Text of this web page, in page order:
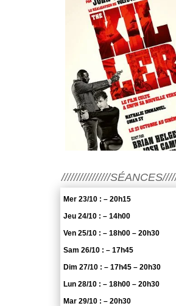
////////////////
Mer 23/10 : – 20h15
Jeu 24/10 : – 14h00
Ven 25/10 : – 18h00 – 20h30
Sam 26/10 : – 17h45
Dim 27/10 : – 17h45 – 20h30
Lun 28/10 : – 18h00 – 20h30
Mar 29/10 : – 20h30